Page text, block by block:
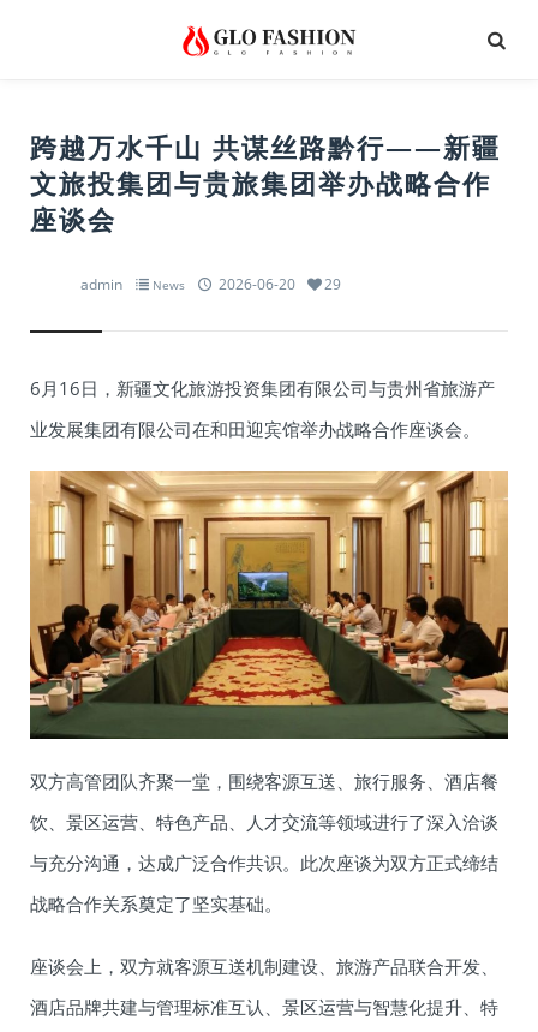
跨越万水千山 共谋丝路黔行——新疆
文旅投集团与贵旅集团举办战略合作
座谈会
admin News 2026-06-20 29
6月16日，新疆文化旅游投资集团有限公司与贵州省旅游产
业发展集团有限公司在和田迎宾馆举办战略合作座谈会。
双方高管团队齐聚一堂，围绕客源互送、旅行服务、酒店餐
饮、景区运营、特色产品、人才交流等领域进行了深入洽谈
与充分沟通，达成广泛合作共识。此次座谈为双方正式缔结
战略合作关系奠定了坚实基础。
座谈会上，双方就客源互送机制建设、旅游产品联合开发、
酒店品牌共建与管理标准互认、景区运营与智慧化提升、特